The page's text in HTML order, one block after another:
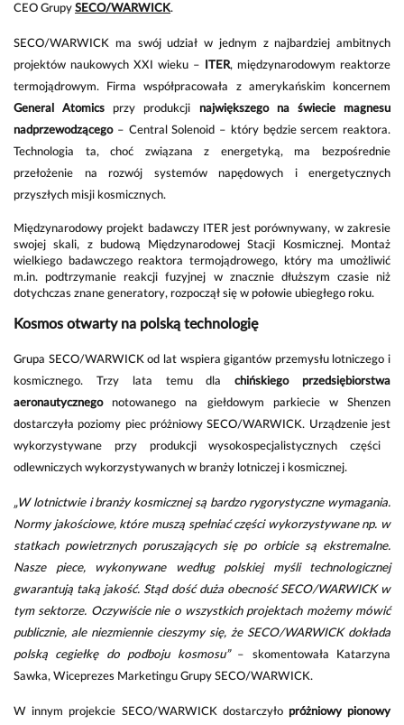
CEO Grupy SECO/WARWICK.
SECO/WARWICK ma swój udział w jednym z najbardziej ambitnych
projektów naukowych XXI wieku – ITER, międzynarodowym reaktorze
termojądrowym. Firma współpracowała z amerykańskim koncernem
General Atomics przy produkcji największego na świecie magnesu
nadprzewodzącego– Central Solenoid – który będzie sercem reaktora.
Technologia ta, choć związana z energetyką, ma bezpośrednie
przełożenie na rozwój systemów napędowych i energetycznych
przyszłych misji kosmicznych.
Międzynarodowy projekt badawczy ITER jest porównywany, w zakresie
swojej skali, z budową Międzynarodowej Stacji Kosmicznej. Montaż
wielkiego badawczego reaktora termojądrowego, który ma umożliwić
m.in. podtrzymanie reakcji fuzyjnej w znacznie dłuższym czasie niż
dotychczas znane generatory, rozpoczął się w połowie ubiegłego roku.
Kosmos otwarty na polską technologię
Grupa SECO/WARWICK od lat wspiera gigantów przemysłu lotniczego i
kosmicznego. Trzy lata temu dlachińskiego przedsiębiorstwa
aeronautycznegonotowanego na giełdowym parkiecie w Shenzen
dostarczyła poziomy piec próżniowySECO/WARWICK. Urządzeniejest
wykorzystywane przy produkcji wysokospecjalistycznych części
odlewniczych wykorzystywanych w branży lotniczej i kosmicznej.
„W lotnictwie i branży kosmicznej są bardzo rygorystyczne wymagania.
Normy jakościowe, które muszą spełniać części wykorzystywane np. w
statkach powietrznych poruszających się po orbicie są ekstremalne.
Nasze piece, wykonywane według polskiej myśli technologicznej
gwarantują taką jakość. Stąd dość duża obecność SECO/WARWICK w
tym sektorze. Oczywiście nie o wszystkich projektach możemy mówić
publicznie, ale niezmiennie cieszymy się, że SECO/WARWICK dokłada
polską cegiełkę do podboju kosmosu”– skomentowała Katarzyna
Sawka, Wiceprezes Marketingu Grupy SECO/WARWICK.
W innym projekcie SECO/WARWICK dostarczyło próżniowy pionowy